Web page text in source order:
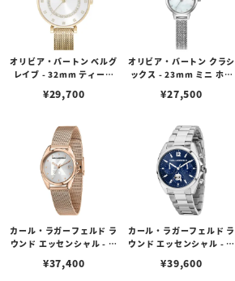
オリビア・バートン ベルグ
レイブ - 32mm ティーバ
ッシュ
¥29,700
オリビア・バートン クラシ
ックス - 23mm ミニ ホワ
スタル シルバー メッシュ
¥27,500
カール・ラガーフェルド ラ
ウンド エッセンシャル - シ
ャー ダイヤル ローズゴー
¥37,400
カール・ラガーフェルド ラ
ウンド エッセンシャル - マ
コン ダイヤル シルバー
¥39,600